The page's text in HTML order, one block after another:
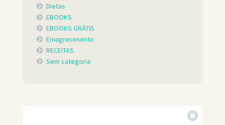
Dietas
EBOOKS
EBOOKS GRÁTIS
Emagrecimento
RECEITAS
Sem categoria